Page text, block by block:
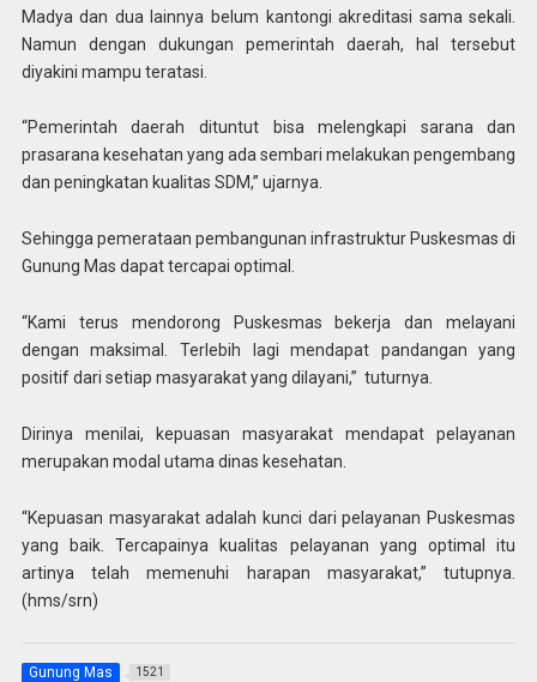
Madya dan dua lainnya belum kantongi akreditasi sama sekali.
Namun dengan dukungan pemerintah daerah, hal tersebut
diyakini mampu teratasi.
“Pemerintah daerah dituntut bisa melengkapi sarana dan
prasarana kesehatan yang ada sembari melakukan pengembang
dan peningkatan kualitas SDM,” ujarnya.
Sehingga pemerataan pembangunan infrastruktur Puskesmas di
Gunung Mas dapat tercapai optimal.
“Kami terus mendorong Puskesmas bekerja dan melayani
dengan maksimal. Terlebih lagi mendapat pandangan yang
positif dari setiap masyarakat yang dilayani,” tuturnya.
Dirinya menilai, kepuasan masyarakat mendapat pelayanan
merupakan modal utama dinas kesehatan.
“Kepuasan masyarakat adalah kunci dari pelayanan Puskesmas
yang baik. Tercapainya kualitas pelayanan yang optimal itu
artinya telah memenuhi harapan masyarakat,” tutupnya.
(hms/srn)
Gunung Mas 1521